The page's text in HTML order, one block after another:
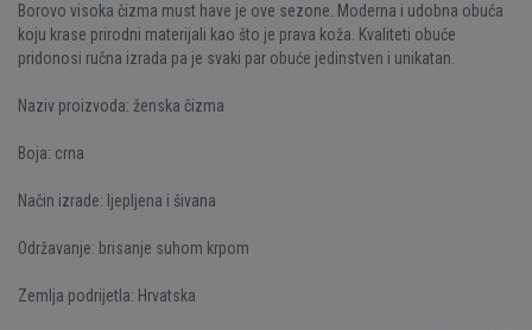
Borovo visoka čizma must have je ove sezone. Moderna i udobna obuća
koju krase prirodni materijali kao što je prava koža. Kvaliteti obuće
pridonosi ručna izrada pa je svaki par obuće jedinstven i unikatan.
Naziv proizvoda: ženska čizma
Boja: crna
Način izrade: ljepljena i šivana
Održavanje: brisanje suhom krpom
Zemlja podrijetla: Hrvatska